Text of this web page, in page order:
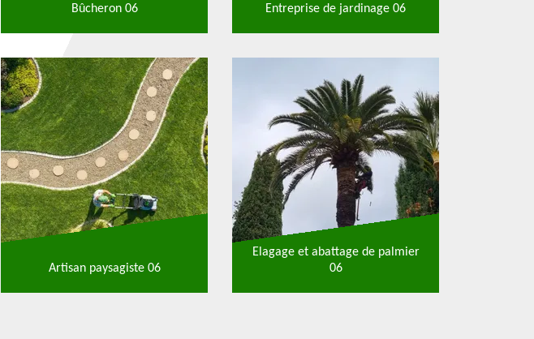
Bûcheron 06 Entreprise de jardinage 06
Artisan paysagiste 06
Elagage et abattage de palmier
06